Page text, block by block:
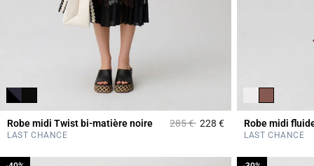
Robe midi Twist bi-matière noire Prix réduit à partir de
285 €à228 €4,2 out of 5
LAST CHANCE
Robe midi
LAST CHANCE